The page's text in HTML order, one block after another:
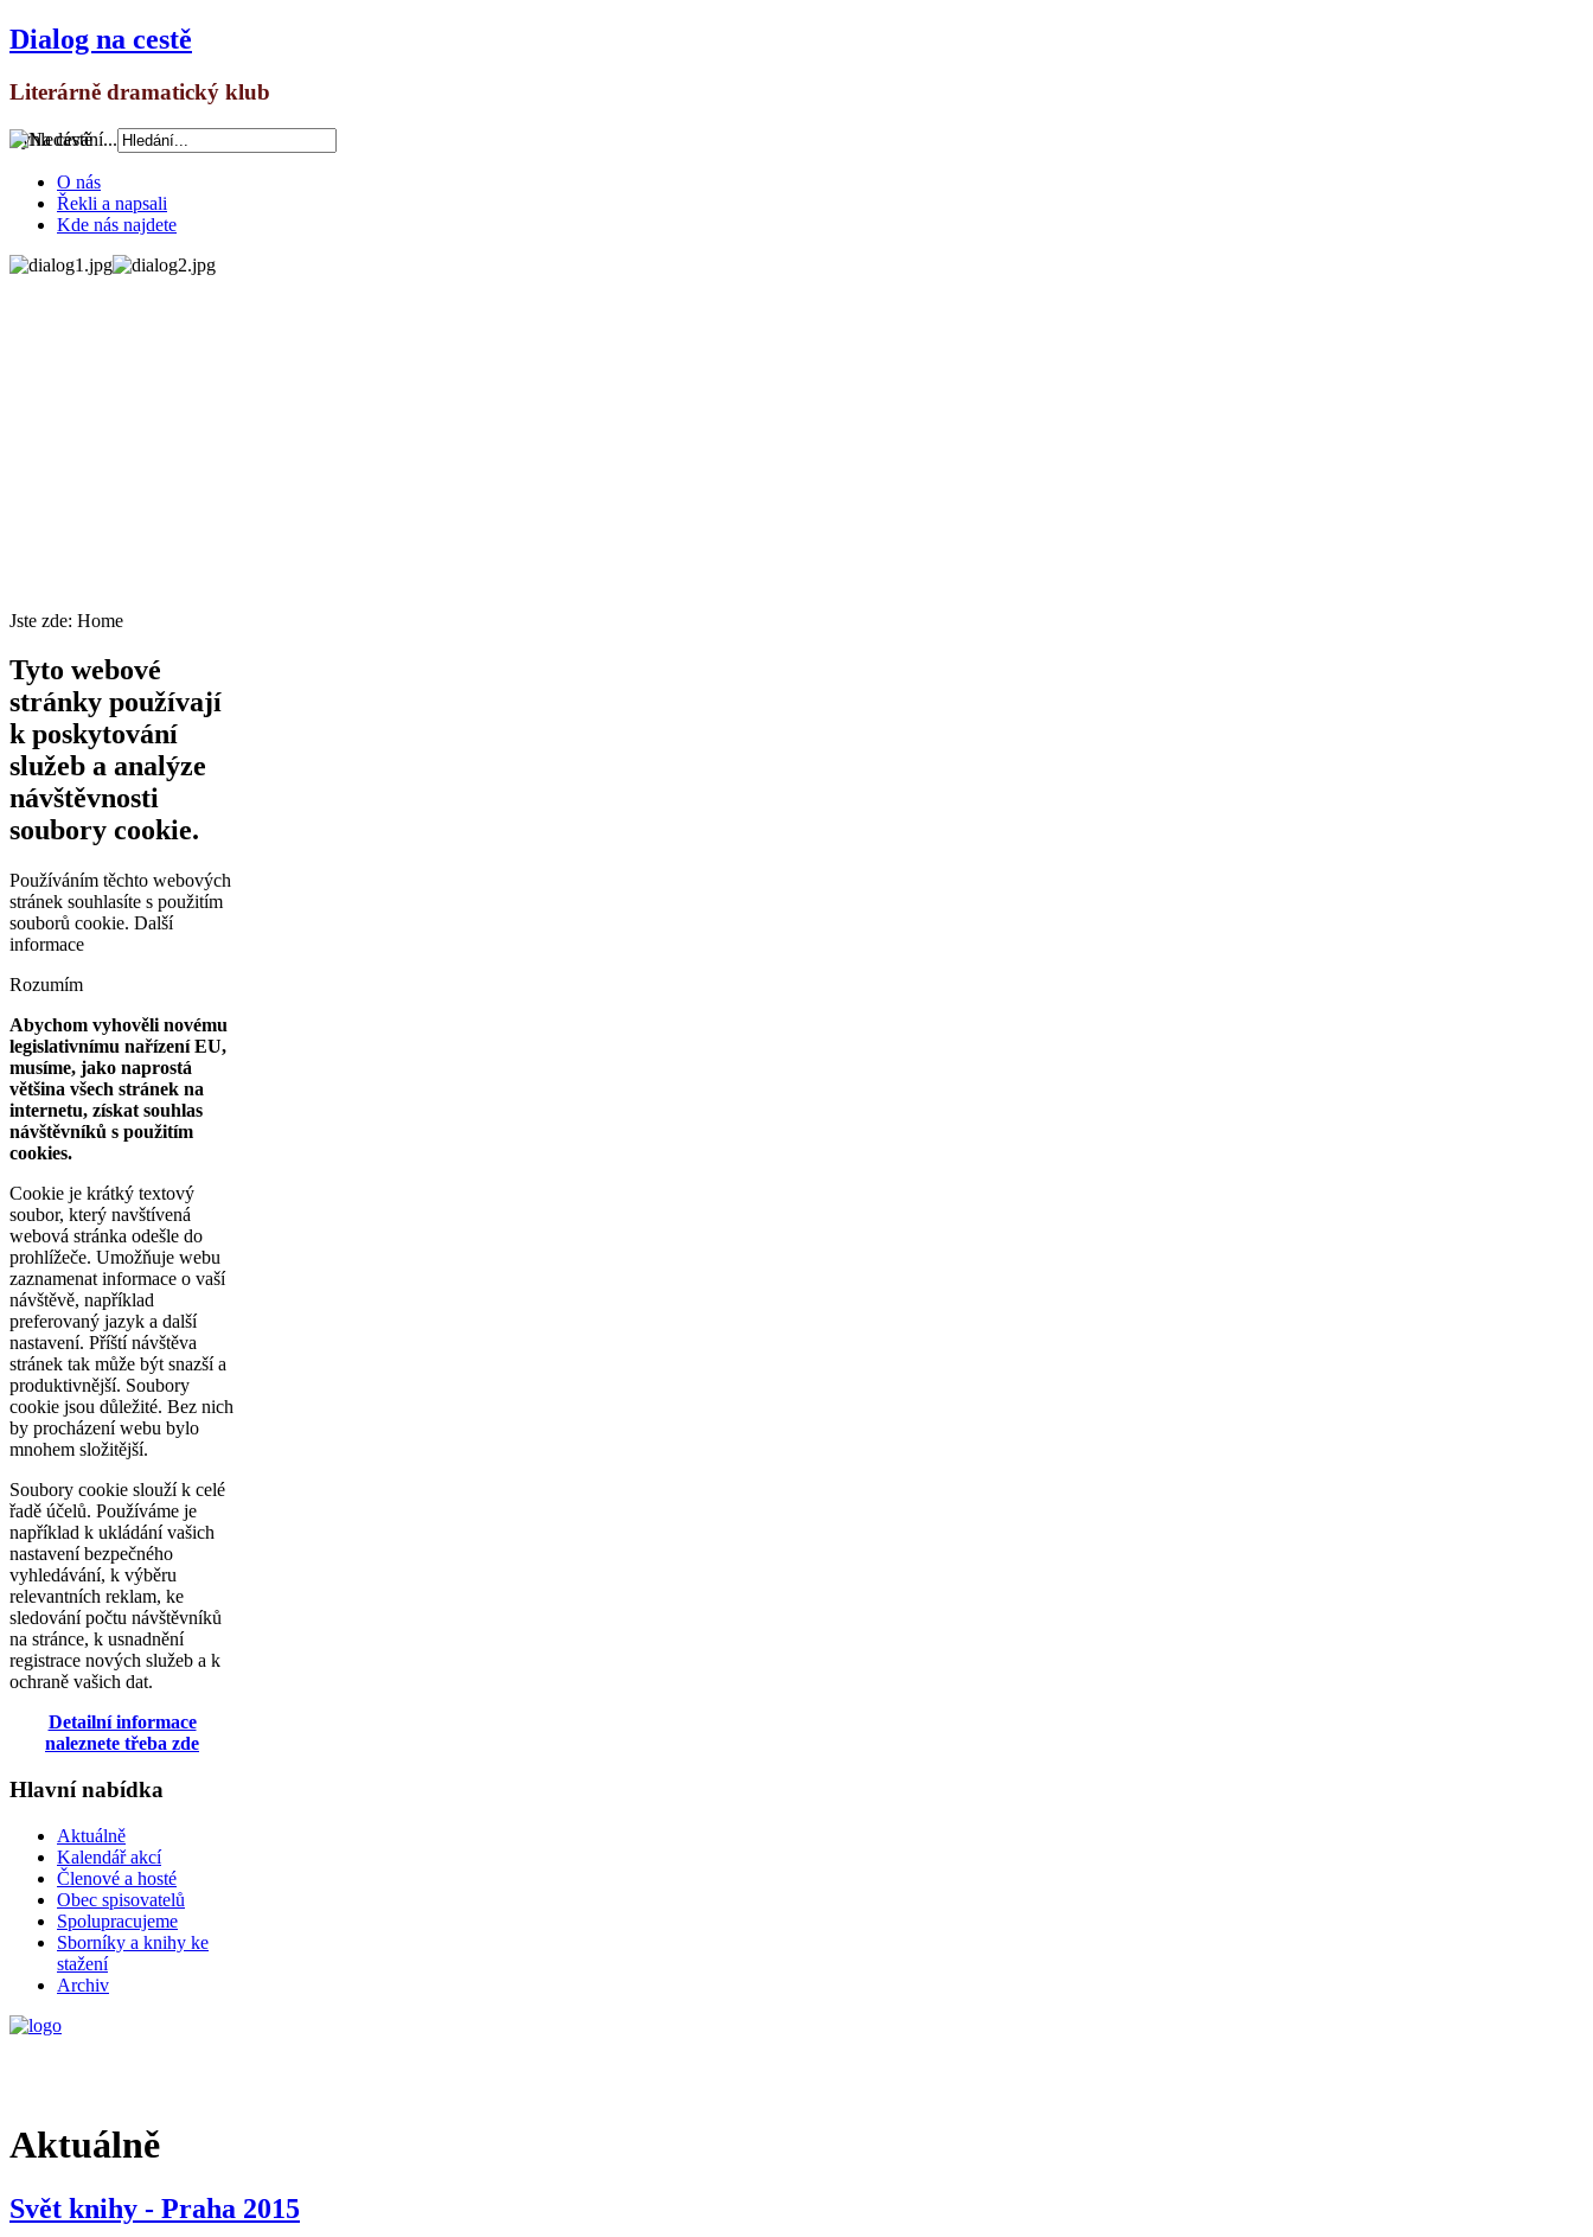
Dialog na cestě
Literárně dramatický klub
Vyhledávání...
O nás
Řekli a napsali
Kde nás najdete
Jste zde: Home
Tyto webové
stránky používají
k poskytování
služeb a analýze
návštěvnosti
soubory cookie.
Používáním těchto webových
stránek souhlasíte s použitím
souborů cookie. Další
informace
Rozumím
Abychom vyhověli novému
legislativnímu nařízení EU,
musíme, jako naprostá
většina všech stránek na
internetu, získat souhlas
návštěvníků s použitím
cookies.
Cookie je krátký textový
soubor, který navštívená
webová stránka odešle do
prohlížeče. Umožňuje webu
zaznamenat informace o vaší
návštěvě, například
preferovaný jazyk a další
nastavení. Příští návštěva
stránek tak může být snazší a
produktivnější. Soubory
cookie jsou důležité. Bez nich
by procházení webu bylo
mnohem složitější.
Soubory cookie slouží k celé
řadě účelů. Používáme je
například k ukládání vašich
nastavení bezpečného
vyhledávání, k výběru
relevantních reklam, ke
sledování počtu návštěvníků
na stránce, k usnadnění
registrace nových služeb a k
ochraně vašich dat.
Detailní informace
naleznete třeba zde
Hlavní nabídka
Aktuálně
Kalendář akcí
Členové a hosté
Obec spisovatelů
Spolupracujeme
Sborníky a knihy ke
stažení
Archiv
Aktuálně
Svět knihy - Praha 2015